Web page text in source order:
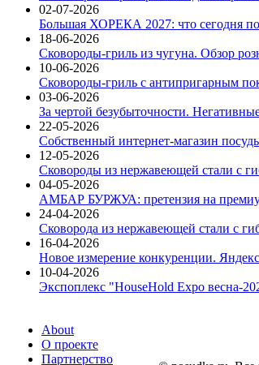
02-07-2026
Большая ХОРЕКА 2027: что сегодня
18-06-2026
Сковороды-гриль из чугуна. Обзор
10-06-2026
Сковороды-гриль с антипригарным
03-06-2026
За чертой безубыточности.
22-05-2026
Собственный интернет-магазин
12-05-2026
Сковороды из нержавеющей стали с
04-05-2026
АМБАР БУРЖУА: претензия на
24-04-2026
Сковорода из нержавеющей стали с
16-04-2026
Новое измерение конкуренции.
10-04-2026
Экспоплекс "HouseHold Expo весна-
About
О проекте
Партнерство